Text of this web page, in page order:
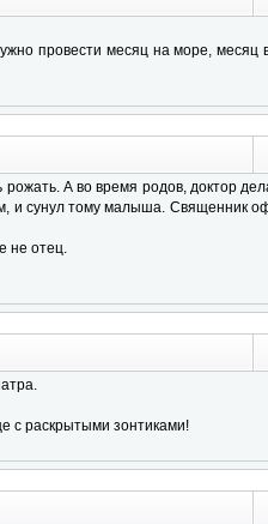
провести месяц на море,
А во время родов, доктор
и сунул тому малыша. Священник
не отец.
с раскрытыми зонтиками!